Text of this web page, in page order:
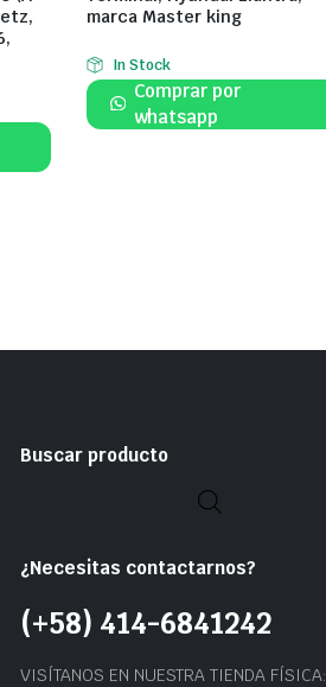
marca Master king
In Stock
Comprar por
whatsapp
Buscar producto
¿Necesitas contactarnos?
(+58) 414-6841242
VISÍTANOS EN NUESTRA TIENDA FÍSICA: